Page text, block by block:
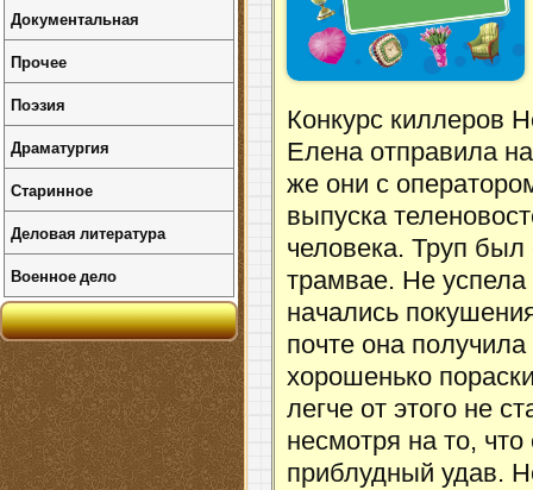
Конкурс киллеров
Елена отправила
же они с
выпуска
человека. Труп
трамвае. Не
начались
почте она
хорошенько
легче от этого не
несмотря на то,
приблудный удав.
Документальная
Прочее
Поэзия
Драматургия
Старинное
Деловая литература
Военное дело